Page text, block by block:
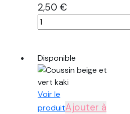
2,50€
quantité
de
pliante
blanche
Disponible
Voir le
produitAjouter à